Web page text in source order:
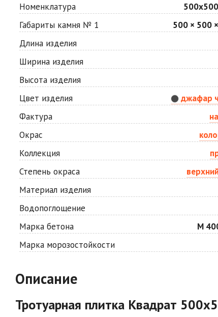
Сахара
Цена по запросу Цена по запросу
Цена по запросу
Яшма
Номенклатура
Габариты камня № 1
500 × 500
Длина изделия
Ширина изделия
Высота изделия
Цвет изделия
джафар
Фактура
Окрас
Коллекция
Степень окраса
Материал изделия
Водопоглощение
Марка бетона
М
Марка морозостойкости
Описание
Тротуарная плитка Квадрат